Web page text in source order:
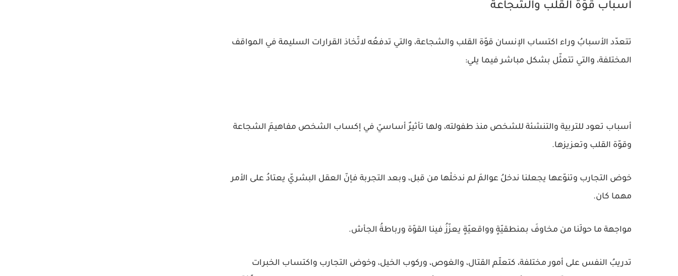
أسباب قوّة القلب والشجاعة
تتعدّد الأسبابُ وراء اكتساب الإنسان قوّة القلب والشجاعة، والتي تدفعُه لاتّخاذ القرارات السليمة في المواقف
المختلفة، والتي تتمثّل بشكل مباشر فيما يلي:
أسباب تعود للتربية والتنشئة للشخص منذ طفولته، ولها تأثيرٌ أساسيّ في إكساب الشخص مفاهيمَ الشجاعة
وقوّة القلب وتعزيزها.
خوض التجارب وتنوّعها يجعلنا ندخلُ عوالمَ لم ندخلْها من قبل، وبعد التجربة فإنّ العقل البشريّ يعتادُ على الأمر
مهما كان.
مواجهة ما حولَنا من مخاوفَ بمنطقيّةٍ وواقعيّةٍ يعزّزُ فينا القوّة ورباطةُ الجأش.
تدريبُ النفس على أمور مختلفة، كتعلّم القتال، والغوص، وركوب الخيل، وخوض التجارب واكتساب الخبرات